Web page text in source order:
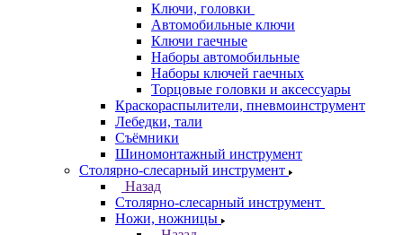
Ключи, головки
Автомобильные ключи
Ключи гаечные
Наборы автомобильные
Наборы ключей гаечных
Торцовые головки и аксессуары
Краскораспылители, пневмоинструмент
Лебедки, тали
Съёмники
Шиномонтажный инструмент
Столярно-слесарный инструмент
Назад
Столярно-слесарный инструмент
Ножи, ножницы